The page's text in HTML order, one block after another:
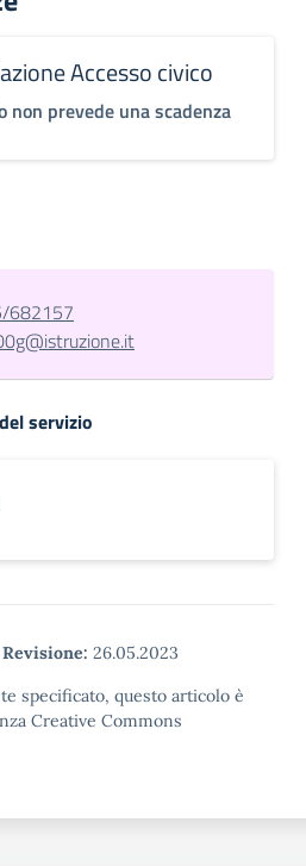
Accesso civico
non prevede una scadenza
682157
servizio
Revisione: 26.05.2023
specificato, questo articolo è
Creative Commons